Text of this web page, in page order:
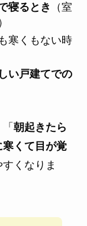
寝るとき
（室
寒くもない時
い戸建てでの
朝起きたら
くて目が覚
くなりま